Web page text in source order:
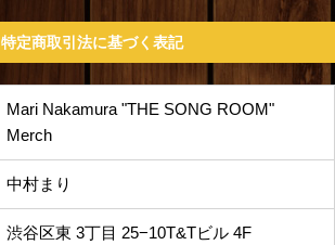
特定商取引法に基づく表記
Mari Nakamura "THE SONG ROOM"
Merch
中村まり
渋谷区東 3丁目 25−10T&Tビル 4F